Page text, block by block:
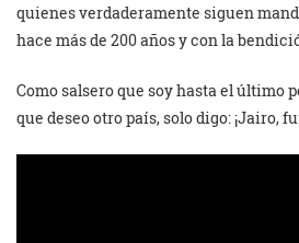
quienes verdaderamente siguen
hace más de 200 años y con la
Como salsero que soy hasta el último
que deseo otro país, solo digo: ¡Jairo,